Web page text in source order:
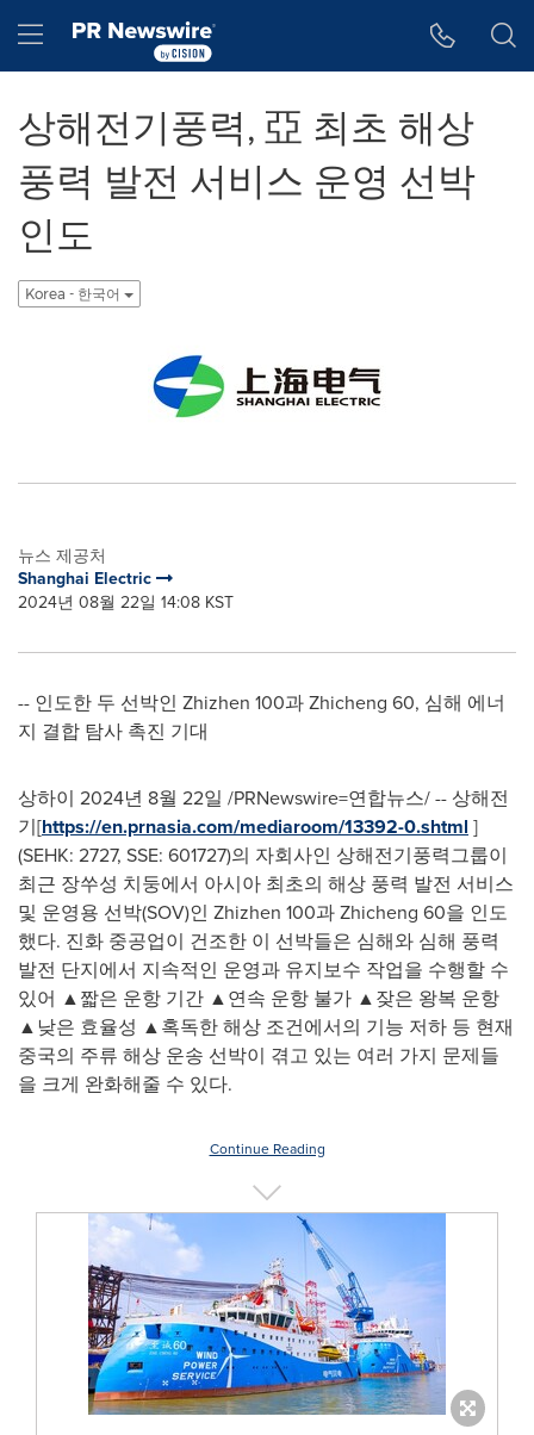
Hamburger menu
상해전기풍력, 亞 최초 해상
풍력 발전 서비스 운영 선박
인도
Korea - 한국어
뉴스 제공처
Shanghai Electric
2024년 08월 22일 14:08 KST
-- 인도한 두 선박인 Zhizhen 100과 Zhicheng 60, 심해 에너
지 결합 탐사 촉진 기대
상하이 2024년 8월 22일 /PRNewswire=연합뉴스/ -- 상해전
기[https://en.prnasia.com/mediaroom/13392-0.shtml ]
(SEHK: 2727, SSE: 601727)의 자회사인 상해전기풍력그룹이
최근 장쑤성 치둥에서 아시아 최초의 해상 풍력 발전 서비스
및 운영용 선박(SOV)인 Zhizhen 100과 Zhicheng 60을 인도
했다. 진화 중공업이 건조한 이 선박들은 심해와 심해 풍력
발전 단지에서 지속적인 운영과 유지보수 작업을 수행할 수
있어 ▲짧은 운항 기간 ▲연속 운항 불가 ▲잦은 왕복 운항
▲낮은 효율성 ▲혹독한 해상 조건에서의 기능 저하 등 현재
중국의 주류 해상 운송 선박이 겪고 있는 여러 가지 문제들
을 크게 완화해줄 수 있다.
Continue Reading